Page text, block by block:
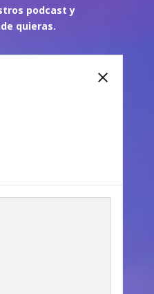
podcast y
quieras.